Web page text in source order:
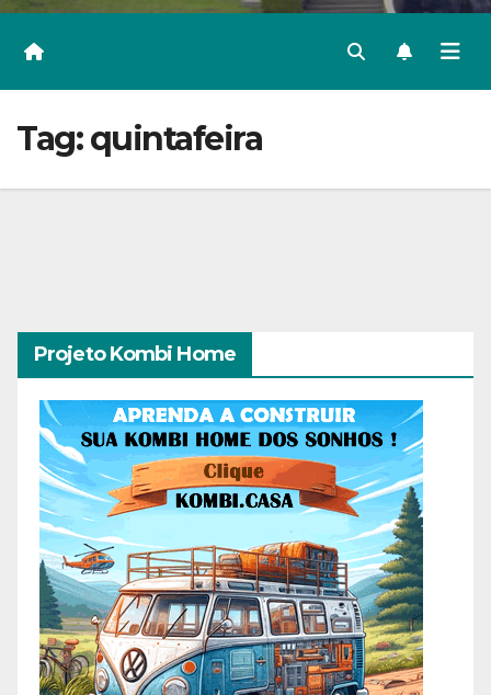
Tag:quintafeira
Projeto Kombi Home